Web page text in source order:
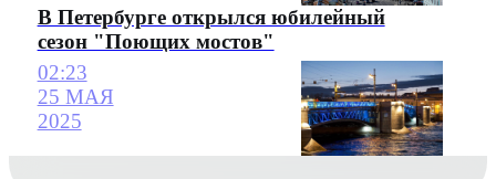
В Петербурге открылся юбилейный
сезон "Поющих мостов"
02:23
25 МАЯ
2025